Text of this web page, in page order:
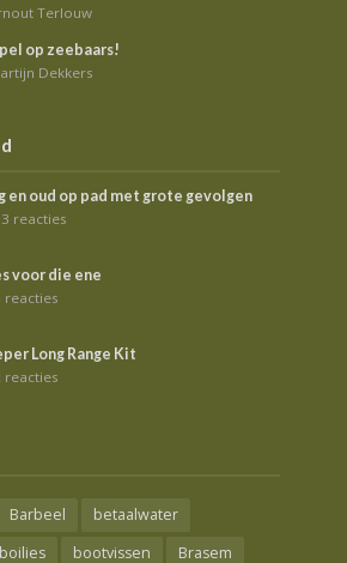
Terlouw
op zeebaars!
Dekkers
en oud op pad met grote gevolgen
reacties
voor die ene
reacties
Long Range Kit
reacties
Barbeel
betaalwater
boilies bootvissen
Brasem